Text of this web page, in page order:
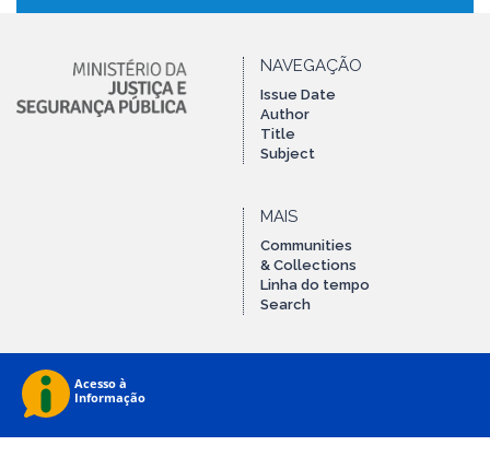
NAVEGAÇÃO
Issue Date
Author
Title
Subject
MAIS
Communities
& Collections
Linha do tempo
Search